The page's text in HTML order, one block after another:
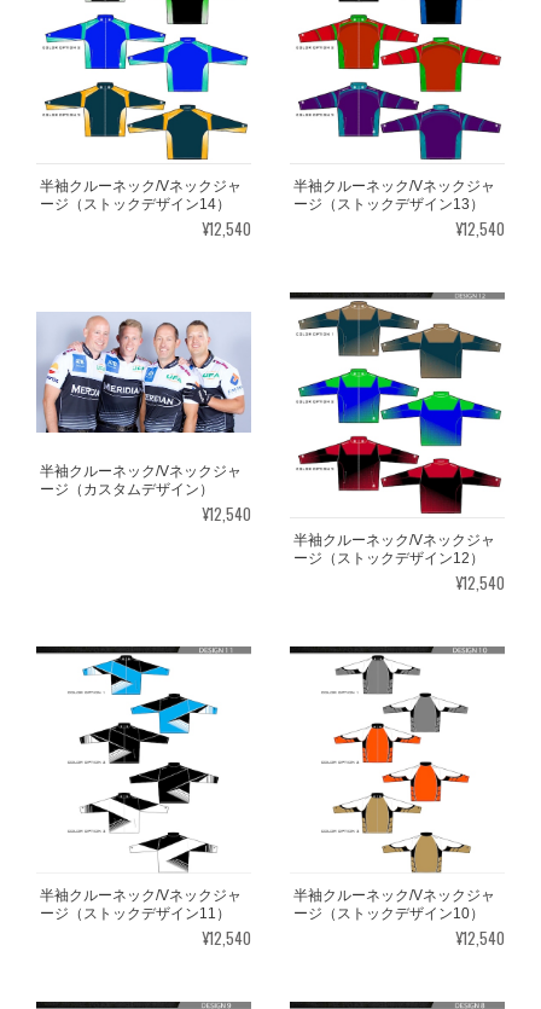
半袖クルーネック/Vネックジャ
ージ（ストックデザイン14）
¥12,540
半袖クルーネック/Vネックジャ
ージ（ストックデザイン13）
¥12,540
半袖クルーネック/Vネックジャ
ージ（カスタムデザイン）
¥12,540
半袖クルーネック/Vネックジャ
ージ（ストックデザイン12）
¥12,540
半袖クルーネック/Vネックジャ
ージ（ストックデザイン11）
¥12,540
半袖クルーネック/Vネックジャ
ージ（ストックデザイン10）
¥12,540